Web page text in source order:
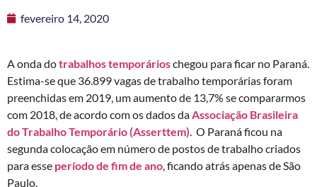
fevereiro 14, 2020
A onda dotrabalhos temporárioschegou para ficar no Paraná.
Estima-se que 36.899 vagas de trabalho temporárias foram
preenchidas em 2019, um aumento de 13,7% se compararmos
com 2018, de acordo com os dados daAssociação Brasileira
do Trabalho Temporário (Asserttem). O Paraná ficou na
segunda colocação em número de postos de trabalho criados
para esse período de fim de ano, ficando atrás apenas de São
Paulo.